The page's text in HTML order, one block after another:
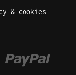
& cookies